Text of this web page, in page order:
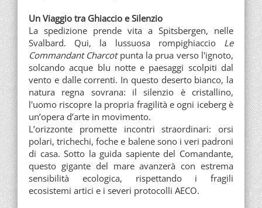
Un Viaggio tra Ghiaccio e Silenzio
La spedizione prende vita a Spitsbergen, nelle
Svalbard. Qui, la lussuosa rompighiaccio Le
Commandant Charcot punta la prua verso l'ignoto,
solcando acque blu notte e paesaggi scolpiti dal
vento e dalle correnti. In questo deserto bianco, la
natura regna sovrana: il silenzio è cristallino,
l'uomo riscopre la propria fragilità e ogni iceberg è
un’opera d’arte in movimento.
L’orizzonte promette incontri straordinari: orsi
polari, trichechi, foche e balene sono i veri padroni
di casa. Sotto la guida sapiente del Comandante,
questo gigante del mare avanzerà con estrema
sensibilità ecologica, rispettando i fragili
ecosistemi artici e i severi protocolli AECO.